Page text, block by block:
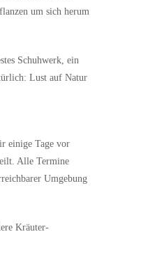
um sich herum
Schuhwerk, ein
Lust auf Natur
einige Tage vor
Alle Termine
Umgebung
Kräuter-